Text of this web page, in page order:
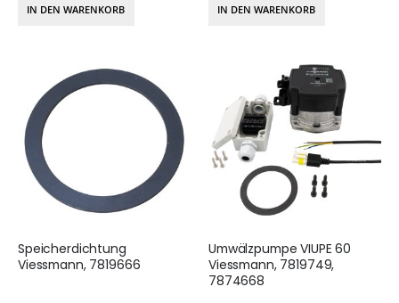
IN DEN WARENKORB IN DEN WARENKORB
Speicherdichtung
Viessmann, 7819666
Umwälzpumpe VIUPE 60
Viessmann, 7819749,
7874668